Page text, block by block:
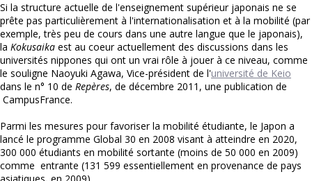
Si la structure actuelle de l'enseignement supérieur japonais ne se
prête pas particulièrement à l'internationalisation et à la mobilité (par
exemple, très peu de cours dans une autre langue que le japonais),
la Kokusaika est au coeur actuellement des discussions dans les
universités nippones qui ont un vrai rôle à jouer à ce niveau, comme
le souligne Naoyuki Agawa, Vice-président de l'université de Keio
dans le n° 10 de Repères, de décembre 2011, une publication de
CampusFrance.
Parmi les mesures pour favoriser la mobilité étudiante, le Japon a
lancé le programme Global 30 en 2008 visant à atteindre en 2020,
300 000 étudiants en mobilité sortante (moins de 50 000 en 2009)
comme entrante (131 599 essentiellement en provenance de pays